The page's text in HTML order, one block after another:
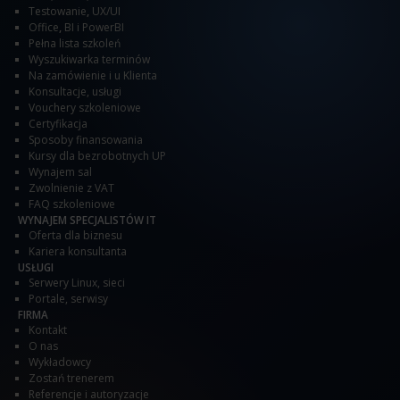
Testowanie, UX/UI
Office, BI i PowerBI
Pełna lista szkoleń
Wyszukiwarka terminów
Na zamówienie i u Klienta
Konsultacje, usługi
Vouchery szkoleniowe
Certyfikacja
Sposoby finansowania
Kursy dla bezrobotnych UP
Wynajem sal
Zwolnienie z VAT
FAQ szkoleniowe
WYNAJEM SPECJALISTÓW IT
Oferta dla biznesu
Kariera konsultanta
USŁUGI
Serwery Linux, sieci
Portale, serwisy
FIRMA
Kontakt
O nas
Wykładowcy
Zostań trenerem
Referencje i autoryzacje